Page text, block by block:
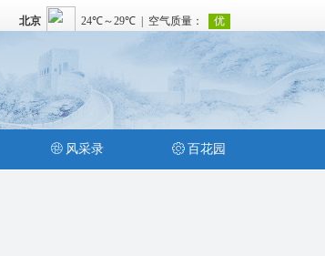
ꁵ 风采录 ꂉ 百花园